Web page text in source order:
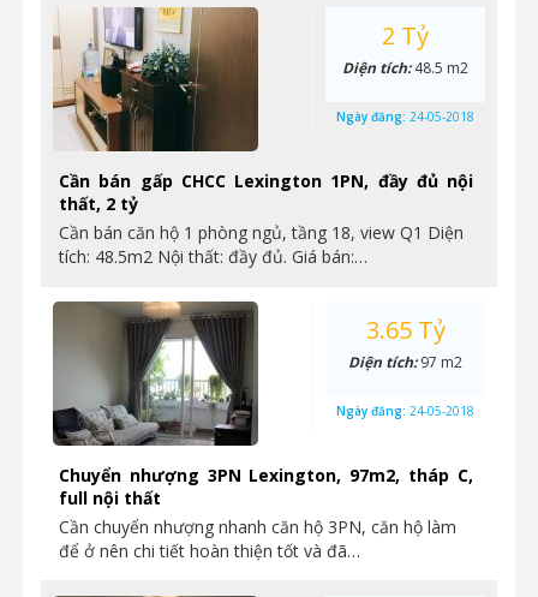
Cần bán gấp CHCC Lexington 1PN, đầy đủ nội
thất, 2 tỷ
Cần bán căn hộ 1 phòng ngủ, tầng 18, view Q1 Diện
tích: 48.5m2 Nội thất: đầy đủ. Giá bán:…
2 Tỷ
Diện tích:48.5 m2
Ngày đăng: 24-05-2018
Chuyển nhượng 3PN Lexington, 97m2, tháp C,
full nội thất
Cần chuyển nhượng nhanh căn hộ 3PN, căn hộ làm
để ở nên chi tiết hoàn thiện tốt và đã…
3.65 Tỷ
Diện tích:97 m2
Ngày đăng: 24-05-2018